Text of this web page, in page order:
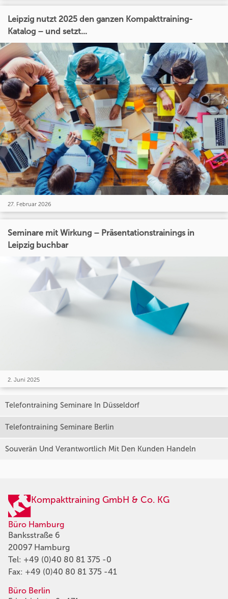
Leipzig nutzt 2025 den ganzen Kompakttraining-
Katalog – und setzt...
27. Februar 2026
Seminare mit Wirkung – Präsentationstrainings in
Leipzig buchbar
2. Juni 2025
Telefontraining Seminare In Düsseldorf
Telefontraining Seminare Berlin
Souverän Und Verantwortlich Mit Den Kunden Handeln
Kompakttraining GmbH & Co. KG
Büro Hamburg
Banksstraße 6
20097 Hamburg
Tel: +49 (0)40 80 81 375 -0
Fax: +49 (0)40 80 81 375 -41
Büro Berlin